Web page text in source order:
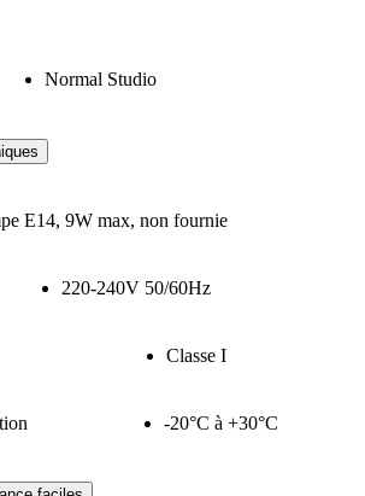
Normal Studio
E14, 9W max, non fournie
220-240V 50/60Hz
Classe I
-20°C à +30°C